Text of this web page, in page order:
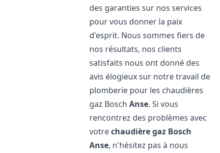
des garanties sur nos services
pour vous donner la paix
d'esprit. Nous sommes fiers de
nos résultats, nos clients
satisfaits nous ont donné des
avis élogieux sur notre travail de
plomberie pour les chaudières
gaz BoschAnse. Si vous
rencontrez des problèmes avec
votrechaudière gaz Bosch
Anse, n'hésitez pas à nous